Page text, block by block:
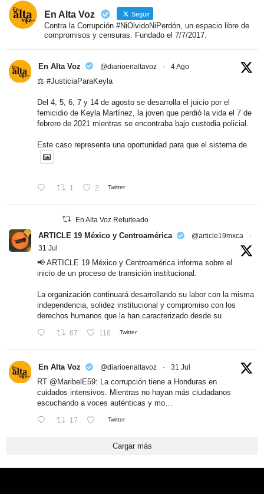
En Alta Voz Seguir
Contra la Corrupción #NiOlvidoNiPerdón, un espacio libre de
compromisos y censuras. Fundado el 7/7/2017.
En Alta Voz @diarioenaltavoz · 4 Ago
⚖️ #JusticiaParaKeyla
Del 4, 5, 6, 7 y 14 de agosto se desarrolla el juicio por el
femicidio de Keyla Martínez, la joven que perdió la vida el 7 de
febrero de 2021 mientras se encontraba bajo custodia policial.
Este caso representa una oportunidad para que el sistema de
1 2 Twitter
En Alta Voz Retuiteado
ARTICLE 19 México y Centroamérica @article19mxca
·
31 Jul
📢 ARTICLE 19 México y Centroamérica informa sobre el
inicio de un proceso de transición institucional.
La organización continuará desarrollando su labor con la misma
independencia, solidez institucional y compromiso con los
derechos humanos que la han caracterizado desde su
67 116 Twitter
En Alta Voz @diarioenaltavoz · 31 Jul
RT @MaribelE59: La corrupción tiene a Honduras en
cuidados intensivos. Mientras no hayan más ciudadanos
escuchando a voces auténticas y mo…
17 Twitter
Cargar más